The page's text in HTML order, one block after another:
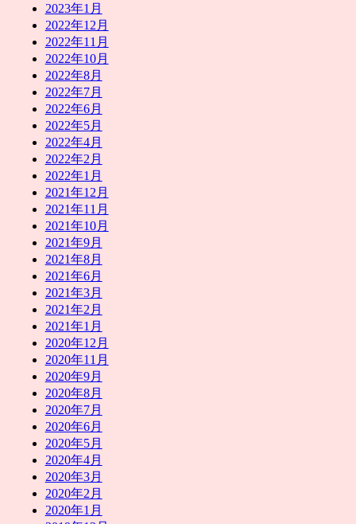
2023年1月
2022年12月
2022年11月
2022年10月
2022年8月
2022年7月
2022年6月
2022年5月
2022年4月
2022年2月
2022年1月
2021年12月
2021年11月
2021年10月
2021年9月
2021年8月
2021年6月
2021年3月
2021年2月
2021年1月
2020年12月
2020年11月
2020年9月
2020年8月
2020年7月
2020年6月
2020年5月
2020年4月
2020年3月
2020年2月
2020年1月